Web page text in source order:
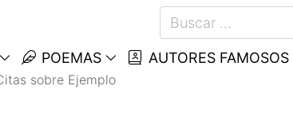
POEMAS AUTORES FAMOSOS
sobre Ejemplo